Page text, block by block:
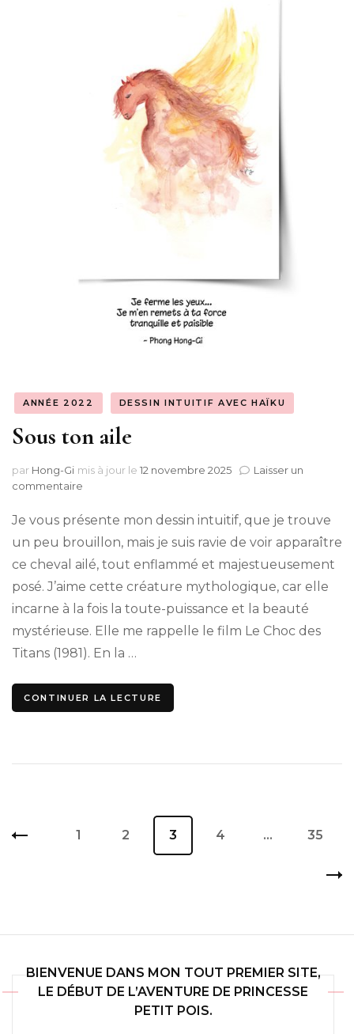
ANNÉE 2022 DESSIN INTUITIF AVEC HAÏKU
Sous ton aile
par Hong-Gi mis à jour le 12 novembre 2025
Laisser un
commentaire
ton
Je vous présente mon dessin intuitif, que je trouve
un peu brouillon, mais je suis ravie de voir apparaître
ce cheval ailé, tout enflammé et majestueusement
posé. J’aime cette créature mythologique, car elle
incarne à la fois la toute-puissance et la beauté
mystérieuse. Elle me rappelle le film Le Choc des
Titans (1981). En la …
CONTINUER LA LECTURE
Page
1 Page
2 Page
3 Page
4 … Page
35
BIENVENUE DANS MON TOUT PREMIER SITE,
LE DÉBUT DE L’AVENTURE DE PRINCESSE
PETIT POIS.